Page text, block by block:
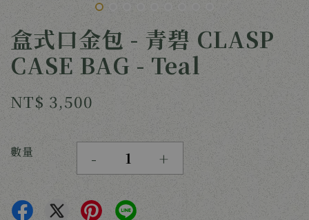
盒式口金包 - 青碧 CLASP
CASE BAG - Teal
NT$ 3,500
數量 - +